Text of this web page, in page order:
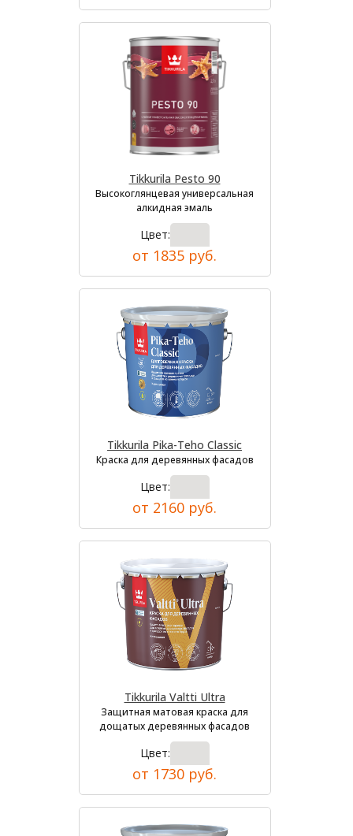
Tikkurila Pesto 90
Высокоглянцевая универсальная
алкидная эмаль
Цвет:
от 1835 руб.
Tikkurila Pika-Teho Classic
Краска для деревянных фасадов
Цвет:
от 2160 руб.
Tikkurila Valtti Ultra
Защитная матовая краска для
дощатых деревянных фасадов
Цвет:
от 1730 руб.